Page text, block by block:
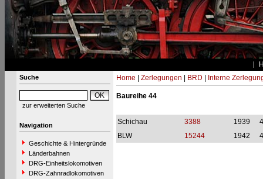
Suche
zur erweiterten Suche
Navigation
Geschichte & Hintergründe
Länderbahnen
DRG-Einheitslokomotiven
DRG-Zahnradlokomotiven
Home Zerlegungen BRD Interne
Baureihe 44
Schichau 3388 1939
BLW
15244 1942